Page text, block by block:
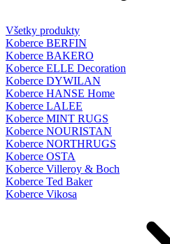
Všetky produkty
Koberce BERFIN
Koberce BAKERO
Koberce ELLE Decoration
Koberce DYWILAN
Koberce HANSE Home
Koberce LALEE
Koberce MINT RUGS
Koberce NOURISTAN
Koberce NORTHRUGS
Koberce OSTA
Koberce Villeroy & Boch
Koberce Ted Baker
Koberce Vikosa